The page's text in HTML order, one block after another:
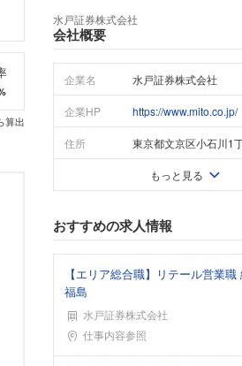
算出
水戸証券株式会社
会社概要
企業名 水戸証券株式会社
企業HP https://www.mito.co.jp/
住所 東京都文京区小石川1
もっと見る
おすすめの求人情報
【エリア総合職】リテール営業
福島
水戸証券株式会社
勤務地仕事内容参照